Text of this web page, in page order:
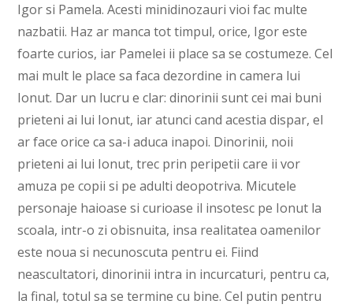
Igor si Pamela. Acesti minidinozauri vioi fac multe
nazbatii. Haz ar manca tot timpul, orice, Igor este
foarte curios, iar Pamelei ii place sa se costumeze. Cel
mai mult le place sa faca dezordine in camera lui
Ionut. Dar un lucru e clar: dinorinii sunt cei mai buni
prieteni ai lui Ionut, iar atunci cand acestia dispar, el
ar face orice ca sa-i aduca inapoi. Dinorinii, noii
prieteni ai lui Ionut, trec prin peripetii care ii vor
amuza pe copii si pe adulti deopotriva. Micutele
personaje haioase si curioase il insotesc pe Ionut la
scoala, intr-o zi obisnuita, insa realitatea oamenilor
este noua si necunoscuta pentru ei. Fiind
neascultatori, dinorinii intra in incurcaturi, pentru ca,
la final, totul sa se termine cu bine. Cel putin pentru